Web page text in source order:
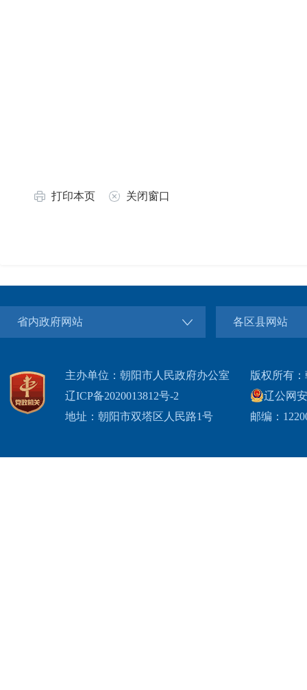
打印本页 关闭窗口
省内政府网站 各区县网站
主办单位：朝阳市人民政府办公室
辽ICP备2020013812号-2
地址：朝阳市双塔区人民路1号
版权所有
辽公网
邮编：